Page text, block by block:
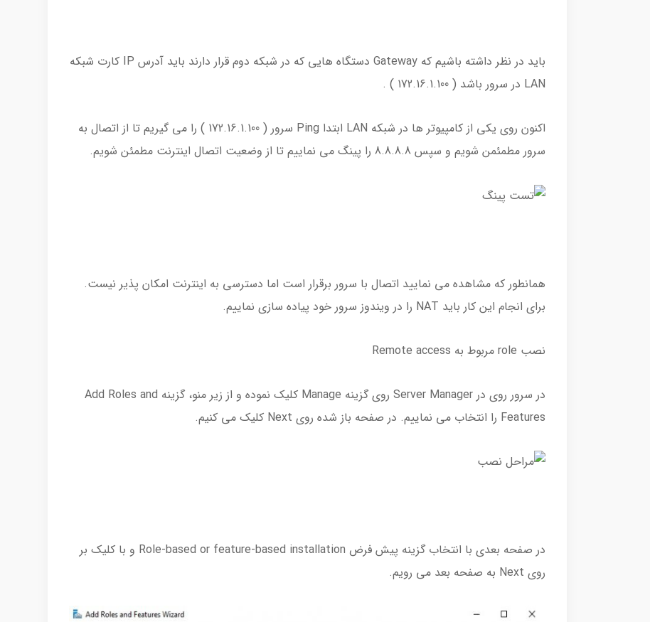
باید در نظر داشته باشیم که Gateway دستگاه هایی که در شبکه دوم قرار دارند باید آدرس IP کارت شبکه
LAN در سرور باشد ( 172.16.1.100 ) .
اکنون روی یکی از کامپیوتر ها در شبکه LAN ابتدا Ping سرور ( 172.16.1.100 ) را می گیریم تا از اتصال به
سرور مطمئمن شویم و سپس 8.8.8.8 را پینگ می نماییم تا از وضعیت اتصال اینترنت مطمئن شویم.
همانطور که مشاهده می نمایید اتصال با سرور برقرار است اما دسترسی به اینترنت امکان پذیر نیست.
برای انجام این کار باید NAT را در ویندوز سرور خود پیاده سازی نماییم.
نصب role مربوط به Remote access
در سرور روی در Server Manager روی گزینه Manage کلیک نموده و از زیر منو، گزینه Add Roles and
Features را انتخاب می نماییم. در صفحه باز شده روی Next کلیک می کنیم.
در صفحه بعدی با انتخاب گزینه پیش فرض Role-based or feature-based installation و با کلیک بر
روی Next به صفحه بعد می رویم.